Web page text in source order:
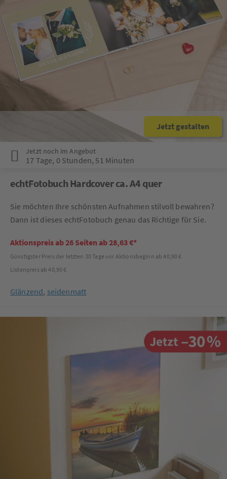
Jetzt gestalten
Jetzt noch im Angebot
17 Tage, 0 Stunden, 51 Minuten
echtFotobuch Hardcover ca. A4 quer
Sie möchten Ihre schönsten Aufnahmen stilvoll bewahren?
Dann ist dieses echtFotobuch genau das Richtige für Sie.
Aktionspreis ab 26 Seiten ab 28,63 €*
Günstigster Preis der letzten 30 Tage vor Aktionsbeginn ab 40,90 €
Listenpreis ab 40,90 €
Glänzend, seidenmatt